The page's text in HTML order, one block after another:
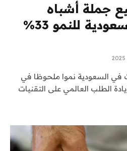
جملة أشباه
الموصلات في السعودية للنمو 33%
في السعودية نموا ملحوظا في
الطلب العالمي على التقنيات